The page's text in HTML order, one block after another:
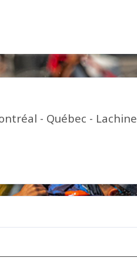
- Québec - Lachine